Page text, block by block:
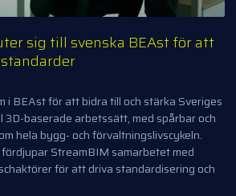
sig till svenska BEAst för att
i BEAst för att bidra till och stärka Sveriges
3D-baserade arbetssätt, med spårbar och
hela bygg- och förvaltningslivscykeln.
StreamBIM samarbetet med
för att driva standardisering och